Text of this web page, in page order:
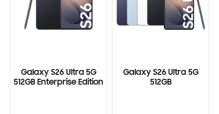
Galaxy S26 Ultra 5G
512GB Enterprise Edition
Galaxy S26 Ultra 5G
512GB